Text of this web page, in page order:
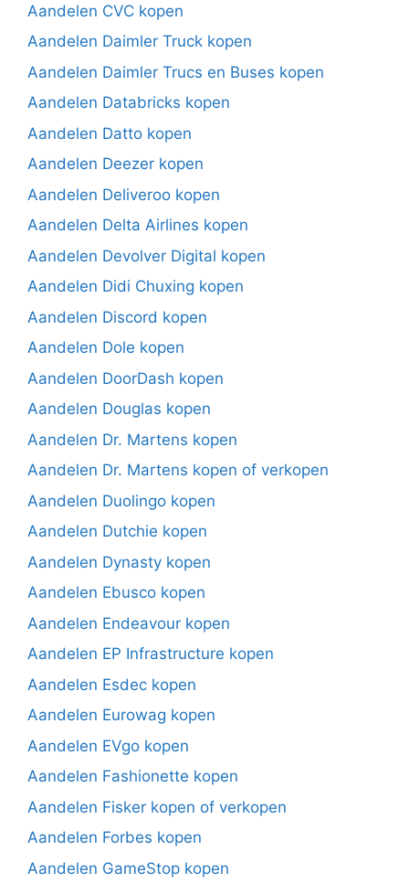
Aandelen CVC kopen
Aandelen Daimler Truck kopen
Aandelen Daimler Trucs en Buses kopen
Aandelen Databricks kopen
Aandelen Datto kopen
Aandelen Deezer kopen
Aandelen Deliveroo kopen
Aandelen Delta Airlines kopen
Aandelen Devolver Digital kopen
Aandelen Didi Chuxing kopen
Aandelen Discord kopen
Aandelen Dole kopen
Aandelen DoorDash kopen
Aandelen Douglas kopen
Aandelen Dr. Martens kopen
Aandelen Dr. Martens kopen of verkopen
Aandelen Duolingo kopen
Aandelen Dutchie kopen
Aandelen Dynasty kopen
Aandelen Ebusco kopen
Aandelen Endeavour kopen
Aandelen EP Infrastructure kopen
Aandelen Esdec kopen
Aandelen Eurowag kopen
Aandelen EVgo kopen
Aandelen Fashionette kopen
Aandelen Fisker kopen of verkopen
Aandelen Forbes kopen
Aandelen GameStop kopen